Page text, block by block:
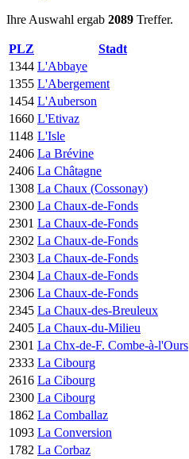
Ihre Auswahl ergab 2089 Treffer.
PLZ Stadt
1344 L'Abbaye
1355 L'Abergement
1454 L'Auberson
1660 L'Etivaz
1148 L'Isle
2406 La Brévine
2406 La Châtagne
1308 La Chaux (Cossonay)
2300 La Chaux-de-Fonds
2301 La Chaux-de-Fonds
2302 La Chaux-de-Fonds
2303 La Chaux-de-Fonds
2304 La Chaux-de-Fonds
2306 La Chaux-de-Fonds
2345 La Chaux-des-Breuleux
2405 La Chaux-du-Milieu
2301 La Chx-de-F. Combe-à-l'Ours
2333 La Cibourg
2616 La Cibourg
2300 La Cibourg
1862 La Comballaz
1093 La Conversion
1782 La Corbaz